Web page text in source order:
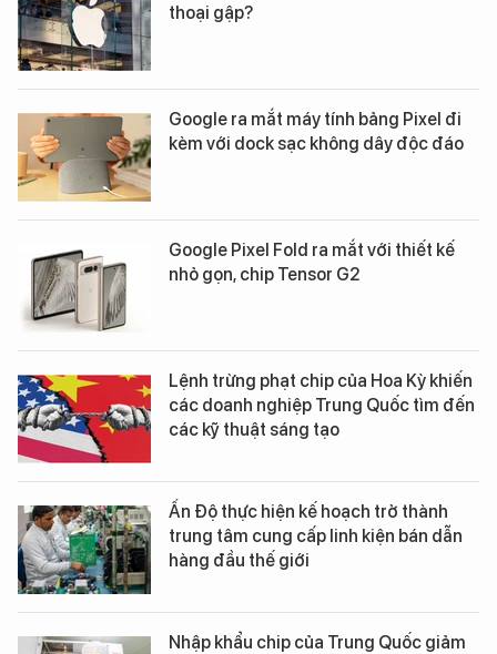
thoại gập?
Google ra mắt máy tính bảng Pixel đi
kèm với dock sạc không dây độc đáo
Google Pixel Fold ra mắt với thiết kế
nhỏ gọn, chip Tensor G2
Lệnh trừng phạt chip của Hoa Kỳ khiến
các doanh nghiệp Trung Quốc tìm đến
các kỹ thuật sáng tạo
Ấn Độ thực hiện kế hoạch trở thành
trung tâm cung cấp linh kiện bán dẫn
hàng đầu thế giới
Nhập khẩu chip của Trung Quốc giảm